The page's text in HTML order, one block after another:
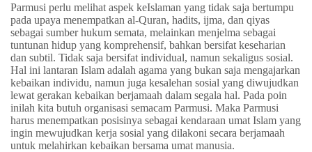
Parmusi perlu melihat aspek keIslaman yang tidak saja bertumpu
pada upaya menempatkan al-Quran, hadits, ijma, dan qiyas
sebagai sumber hukum semata, melainkan menjelma sebagai
tuntunan hidup yang komprehensif, bahkan bersifat keseharian
dan subtil. Tidak saja bersifat individual, namun sekaligus sosial.
Hal ini lantaran Islam adalah agama yang bukan saja mengajarkan
kebaikan individu, namun juga kesalehan sosial yang diwujudkan
lewat gerakan kebaikan berjamaah dalam segala hal. Pada poin
inilah kita butuh organisasi semacam Parmusi. Maka Parmusi
harus menempatkan posisinya sebagai kendaraan umat Islam yang
ingin mewujudkan kerja sosial yang dilakoni secara berjamaah
untuk melahirkan kebaikan bersama umat manusia.